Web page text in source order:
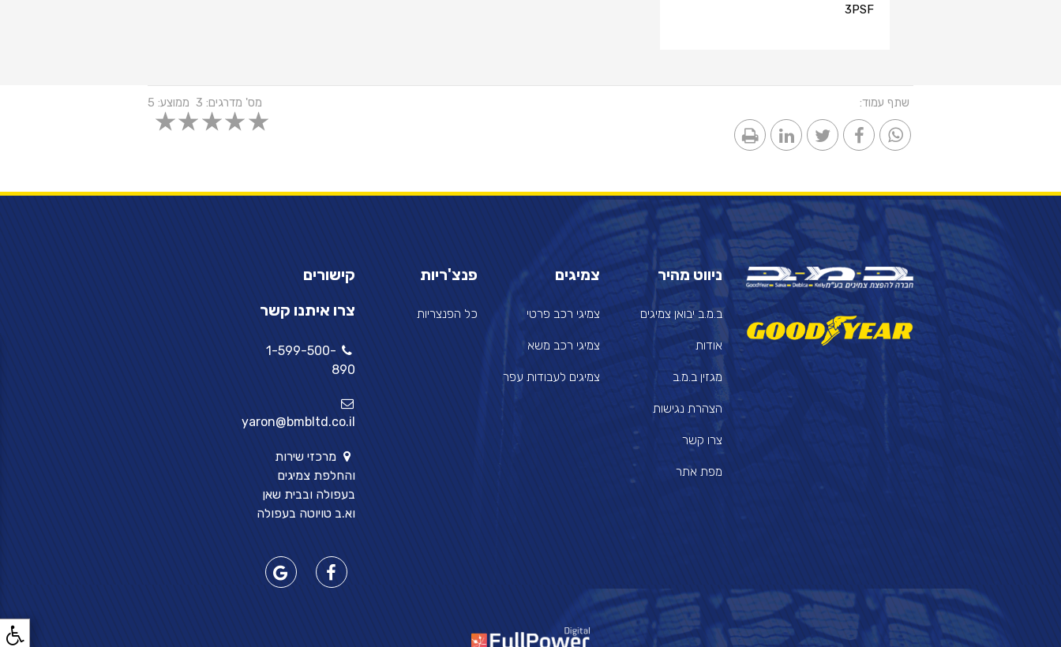
3PSF
שתף עמוד: מס' מדרגים: 3 ממוצע: 5
ניווט מהיר
ב.מ.ב יבואן צמיגים
אודות
מגזין ב.מ.ב
הצהרת נגישות
צרו קשר
מפת אתר
צמיגים
צמיגי רכב פרטי
צמיגי רכב משא
צמיגים לעבודות עפר
פנצ'ריות
כל הפנצריות
קישורים
צרו איתנו קשר
1-599-500-
890
yaron@bmbltd.co.il
מרכזי שירות
והחלפת צמיגים
בעפולה ובבית שאן
וא.ב טויוטה בעפולה